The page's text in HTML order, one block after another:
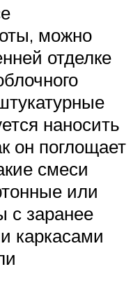
можно
отделке
наносить
он поглощает
смеси
или
с заранее
каркасами